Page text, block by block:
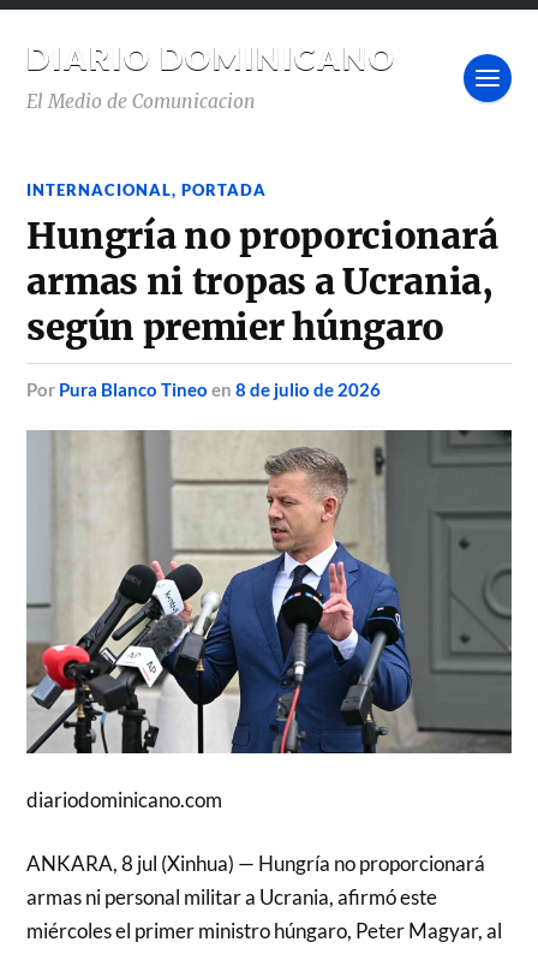
DIARIO DOMINICANO
El Medio de Comunicacion
INTERNACIONAL,PORTADA
Hungría no proporcionará
armas ni tropas a Ucrania,
según premier húngaro
por Pura Blanco Tineo en8 de julio de 2026
diariodominicano.com
ANKARA, 8 jul (Xinhua) — Hungría no proporcionará
armas ni personal militar a Ucrania, afirmó este
miércoles el primer ministro húngaro, Peter Magyar, al